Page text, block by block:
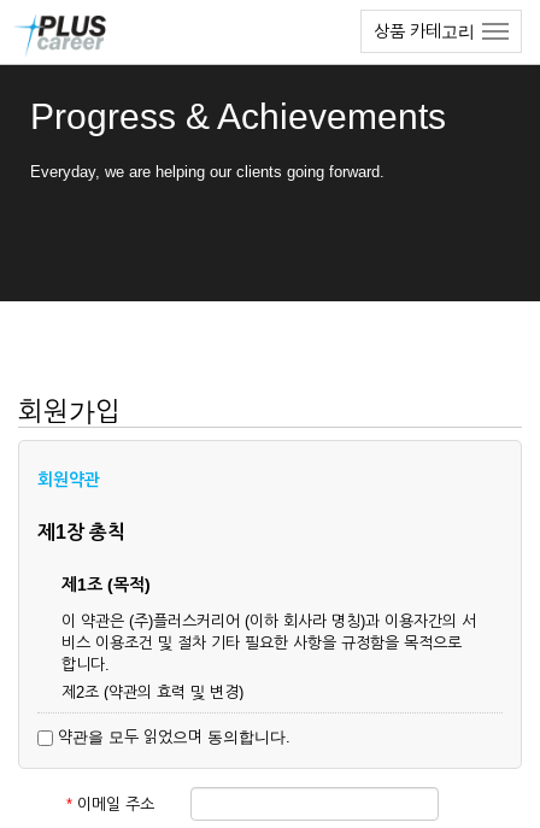
상품 카테고리
Progress & Achievements
Everyday, we are helping our clients going forward.
회원가입
회원약관
제1장 총칙
제1조 (목적)
이 약관은 (주)플러스커리어 (이하 회사라 명칭)과 이용자간의 서
비스 이용조건 및 절차 기타 필요한 사항을 규정함을 목적으로
합니다.
제2조 (약관의 효력 및 변경)
업상 중요 하거나 합리적인 사유가 발생할 경우 온라인 공사를
통하여 변경할 수 있습니다.
② 회원은 변경된 약관에 동의하지 않을 경우 서비스 이용을 중
단하고 이용계약을 해지할 수 있습니다. 약관의 효력 발생일 이
약관을 모두 읽었으며 동의합니다.
* 이메일 주소